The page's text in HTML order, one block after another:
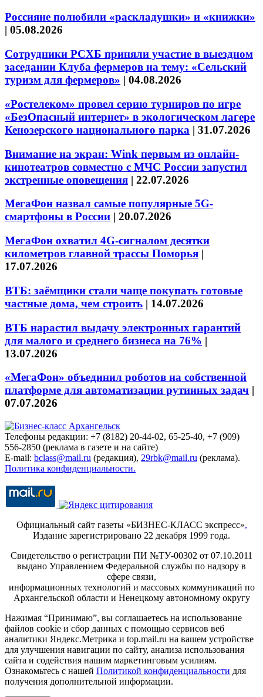
Россияне полюбили «раскладушки» и «книжки»
| 05.08.2026
Сотрудники РСХБ приняли участие в выездном
заседании Клуба фермеров на тему: «Сельский
туризм для фермеров» | 04.08.2026
«Ростелеком» провел серию турниров по игре
«БезОпасный интернет» в экологическом лагере
Кенозерского национального парка | 31.07.2026
Внимание на экран: Wink первым из онлайн-
кинотеатров совместно с МЧС России запустил
экстренные оповещения | 22.07.2026
МегаФон назвал самые популярные 5G-
смартфоны в России | 20.07.2026
МегаФон охватил 4G-сигналом десятки
километров главной трассы Поморья |
17.07.2026
ВТБ: заёмщики стали чаще покупать готовые
частные дома, чем строить | 14.07.2026
ВТБ нарастил выдачу электронных гарантий
для малого и среднего бизнеса на 76% |
13.07.2026
«МегаФон» объединил роботов на собственной
платформе для автоматизации рутинных задач |
07.07.2026
Телефоны редакции: +7 (8182) 20-44-02, 65-25-40, +7 (909)
556-2850 (реклама в газете и на сайте)
E-mail: bclass@mail.ru (редакция), 29rbk@mail.ru (реклама).
Политика конфиденциальности.
Официальный сайт газеты «БИЗНЕС-КЛАСС экспресс».
Издание зарегистрировано 22 декабря 1999 года.
Свидетельство о регистрации ПИ №ТУ-00302 от 07.10.2011
выдано Управлением Федеральной службы по надзору в
сфере связи,
информационных технологий и массовых коммуникаций по
Архангельской области и Ненецкому автономному округу
Нажимая “Принимаю”, вы соглашаетесь на использование
файлов cookie и сбор данных с помощью сервисов веб
аналитики Яндекс.Метрика и top.mail.ru на вашем устройстве
для улучшения навигации по сайту, анализа использования
сайта и содействия нашим маркетинговым усилиям.
Ознакомьтесь с нашей Политикой конфиденциальности для
получения дополнительной информации.